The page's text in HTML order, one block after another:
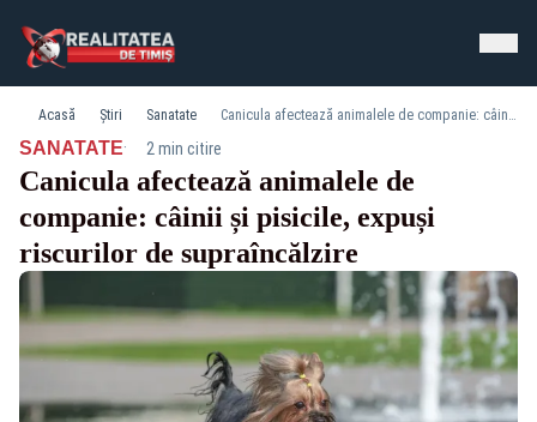
Acasă Știri Sanatate Canicula afectează animalele de companie: câinii și pisicile, expuși riscurilor de supraîncălzire
SANATATE· 2 min citire
Canicula afectează animalele de
companie: câinii și pisicile, expuși
riscurilor de supraîncălzire